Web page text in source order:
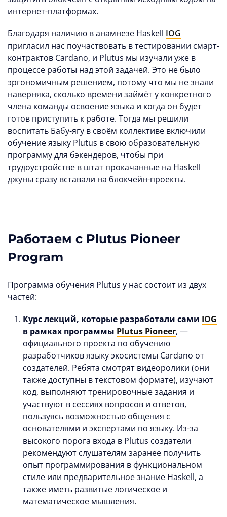
интернет-платформах.
Благодаря наличию в анамнезе Haskell IOG
пригласил нас поучаствовать в тестировании смарт-
контрактов Cardano, и Plutus мы изучали уже в
процессе работы над этой задачей. Это не было
эргономичным решением, потому что мы не знали
наверняка, сколько времени займёт у конкретного
члена команды освоение языка и когда он будет
готов приступить к работе. Тогда мы решили
воспитать Бабу-ягу в своём коллективе включили
обучение языку Plutus в свою образовательную
программу для бэкендеров, чтобы при
трудоустройстве в штат прокачанные на Haskell
джуны сразу вставали на блокчейн-проекты.
Работаем с Plutus Pioneer
Program
Программа обучения Plutus у нас состоит из двух
частей:
Курс лекций, которые разработали сами IOG
в рамках программы Plutus Pioneer, —
официального проекта по обучению
разработчиков языку экосистемы Cardano от
создателей. Ребята смотрят видеоролики (они
также доступны в текстовом формате), изучают
код, выполняют тренировочные задания и
участвуют в сессиях вопросов и ответов,
пользуясь возможностью общения с
основателями и экспертами по языку. Из-за
высокого порога входа в Plutus создатели
рекомендуют слушателям заранее получить
опыт программирования в функциональном
стиле или предварительное знание Haskell, а
также иметь развитые логическое и
математическое мышления.